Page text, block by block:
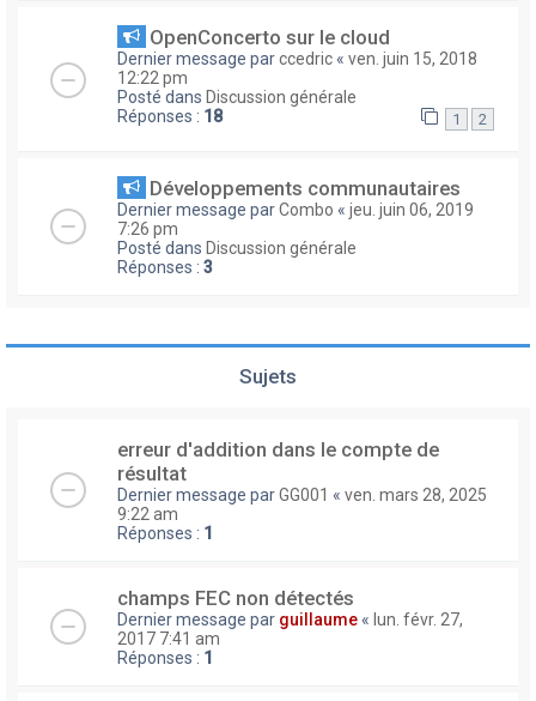
OpenConcerto sur le cloud
Dernier message parccedric « ven. juin 15, 2018
12:22 pm
Posté dans Discussion générale
Réponses : 18 1 2
Développements communautaires
Dernier message parCombo « jeu. juin 06, 2019
7:26 pm
Posté dans Discussion générale
Réponses : 3
Sujets
erreur d'addition dans le compte de
résultat
Dernier message parGG001 « ven. mars 28, 2025
9:22 am
Réponses : 1
champs FEC non détectés
Dernier message par guillaume « lun. févr. 27,
2017 7:41 am
Réponses : 1